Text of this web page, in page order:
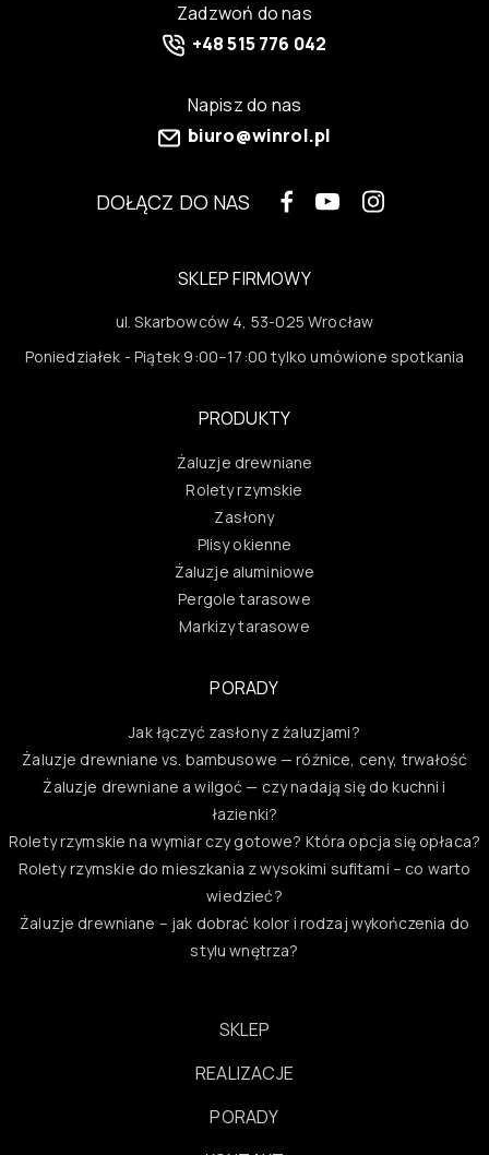
Zadzwoń do nas
+48 515 776 042
Napisz do nas
biuro@winrol.pl
DOŁĄCZ DO NAS
SKLEP FIRMOWY
ul. Skarbowców 4, 53-025 Wrocław
Poniedziałek - Piątek 9:00–17:00 tylko umówione spotkania
PRODUKTY
Żaluzje drewniane
Rolety rzymskie
Zasłony
Plisy okienne
Żaluzje aluminiowe
Pergole tarasowe
Markizy tarasowe
PORADY
Jak łączyć zasłony z żaluzjami?
Żaluzje drewniane vs. bambusowe — różnice, ceny, trwałość
Żaluzje drewniane a wilgoć — czy nadają się do kuchni i
łazienki?
Rolety rzymskie na wymiar czy gotowe? Która opcja się opłaca?
Rolety rzymskie do mieszkania z wysokimi sufitami – co warto
wiedzieć?
Żaluzje drewniane – jak dobrać kolor i rodzaj wykończenia do
stylu wnętrza?
SKLEP
REALIZACJE
PORADY